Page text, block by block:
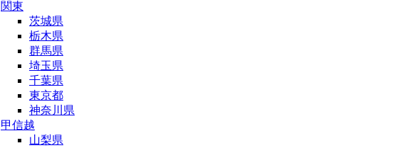
関東
茨城県
栃木県
群馬県
埼玉県
千葉県
東京都
神奈川県
甲信越
山梨県